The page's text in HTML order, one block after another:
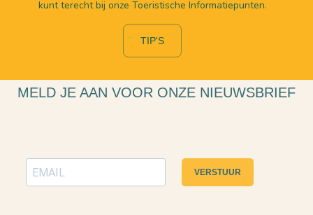
kunt terecht bij onze Toeristische Informatiepunten.
TIP'S
MELD JE AAN VOOR ONZE NIEUWSBRIEF
VERSTUUR